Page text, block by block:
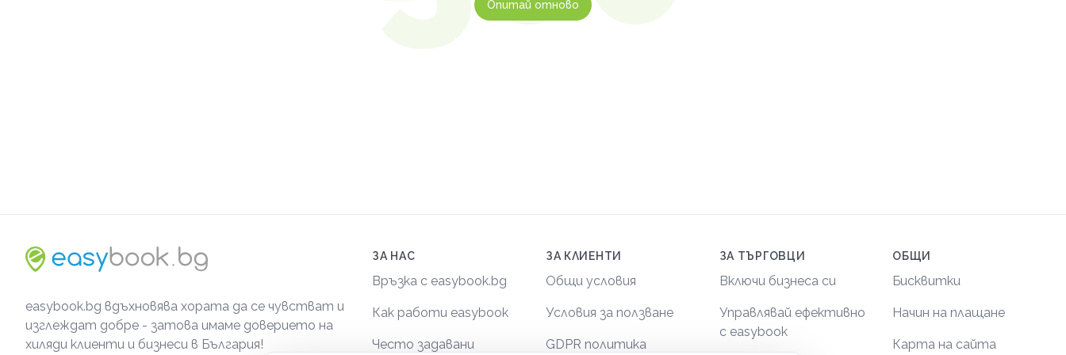
Опитай отново
easybook.bg вдъхновява хората да се чувстват и
изглеждат добре - затова имаме доверието на
хиляди клиенти и бизнеси в България!
ЗА НАС
Връзка с easybook.bg
Как работи easybook
Често задавани
ЗА КЛИЕНТИ
Общи условия
Условия за ползване
GDPR политика
ЗА ТЪРГОВЦИ
Включи бизнеса си
Управлявай ефективно
с easybook
ОБЩИ
Бисквитки
Начин на плащане
Карта на сайта